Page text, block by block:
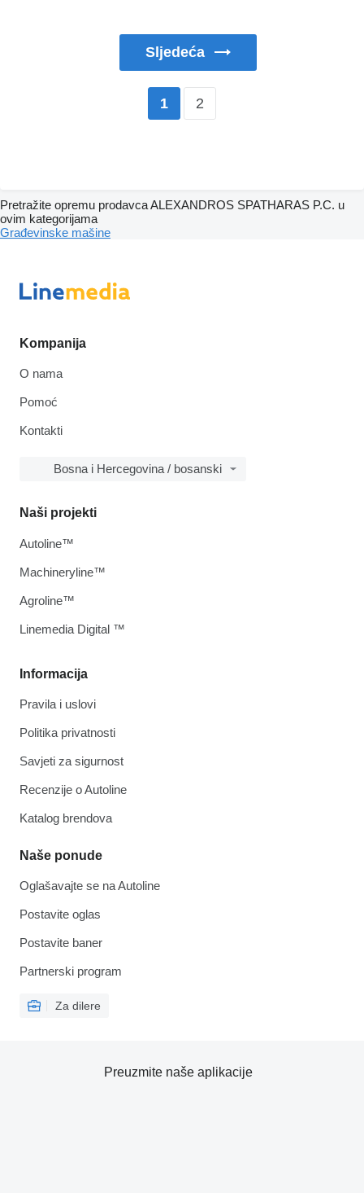
Sljedeća
1 2
Pretražite opremu prodavca ALEXANDROS SPATHARAS P.C. u
ovim kategorijama
Građevinske mašine
Kompanija
O nama
Pomoć
Kontakti
Bosna i Hercegovina / bosanski
Informacija
Pravila i uslovi
Politika privatnosti
Savjeti za sigurnost
Recenzije o Autoline
Katalog brendova
Naše ponude
Oglašavajte se na Autoline
Postavite oglas
Postavite baner
Partnerski program
Za dilere
Naši projekti
Autoline™
Machineryline™
Agroline™
Linemedia Digital ™
Preuzmite naše aplikacije